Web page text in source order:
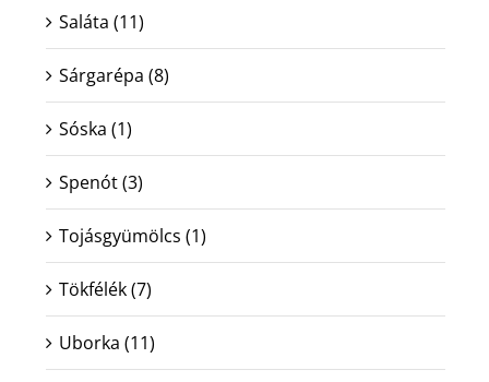
Saláta (11)
Sárgarépa (8)
Sóska (1)
Spenót(3)
Tojásgyümölcs (1)
Tökfélék(7)
Uborka (11)